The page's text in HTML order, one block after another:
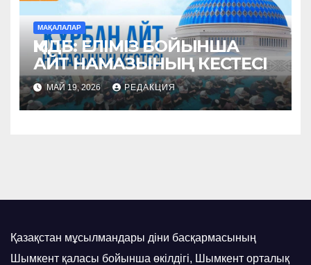
МАҚАЛАЛАР
ҚМДБ: ЕЛІМІЗ БОЙЫНША
АЙТ НАМАЗЫНЫҢ КЕСТЕСІ
МАЙ 19, 2026 РЕДАКЦИЯ
Қазақстан мұсылмандары діни басқармасының
Шымкент қаласы бойынша өкілдігі, Шымкент орталық